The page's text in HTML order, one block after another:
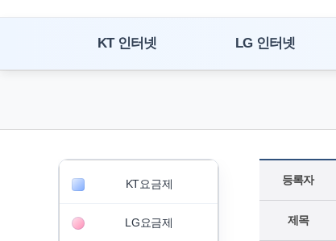
KT 인터넷 LG 인터넷
KT요금제
LG요금제
등록자
제목